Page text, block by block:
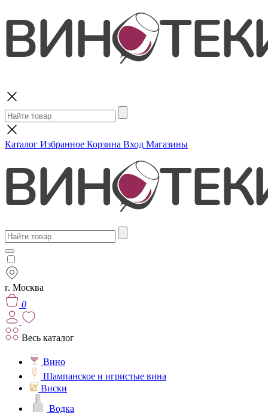
Каталог Избранное Корзина Вход Магазины
г. Москва
0
Весь каталог
Вино
Шампанское и игристые вина
Виски
Водка